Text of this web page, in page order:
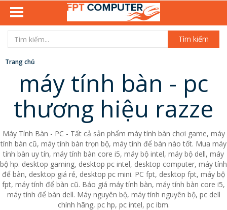
Tìm kiếm
Trang chủ
máy tính bàn - pc
thương hiệu razze
Máy Tính Bàn - PC - Tất cả sản phẩm máy tính bàn chơi game, máy
tính bàn cũ, máy tính bàn trọn bộ, máy tính để bàn nào tốt. Mua máy
tính bàn uy tín, máy tính bàn core i5, máy bộ intel, máy bộ dell, máy
bộ hp. desktop gaming, desktop pc intel, desktop computer, máy tính
để bàn, desktop giá rẻ, desktop pc mini. PC fpt, desktop fpt, máy bộ
fpt, máy tính để bàn cũ. Báo giá máy tính bàn, máy tính bàn core i5,
máy tính để bàn dell. Máy nguyên bộ, máy tính nguyên bộ, pc dell
chính hãng, pc hp, pc intel, pc ibm.